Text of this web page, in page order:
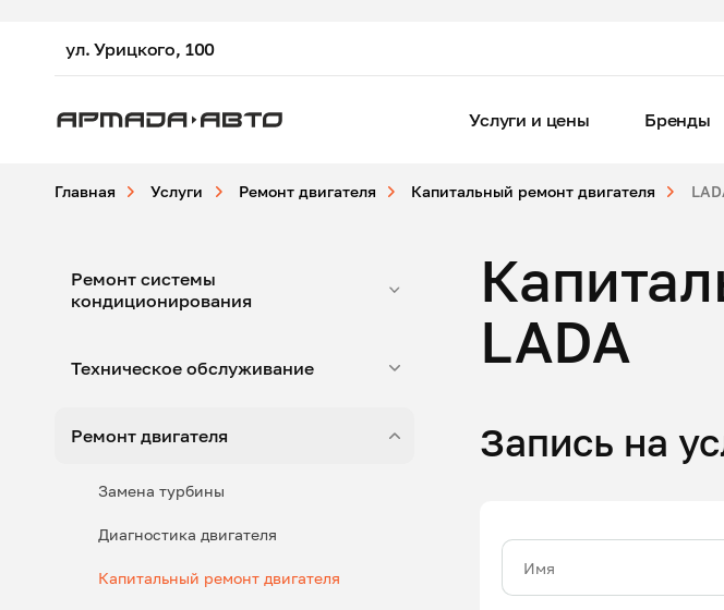
ул. Урицкого, 100
Услуги и цены Бренды
Главная Услуги Ремонт двигателя Капитальный ремонт двигателя
Ремонт системы
кондиционирования
Техническое обслуживание
Ремонт двигателя
Замена турбины
Диагностика двигателя
Капитальный ремонт двигателя
LADA
Запись на
Имя